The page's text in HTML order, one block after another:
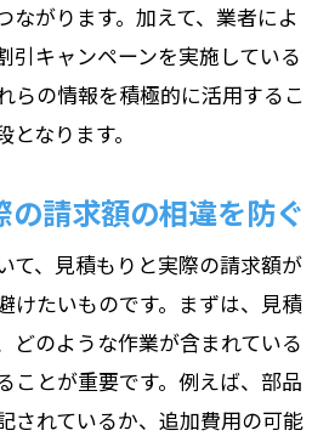
ながります。加えて、業者によ
引キャンペーンを実施している
らの情報を積極的に活用するこ
なります。
の請求額の相違を防ぐ
て、見積もりと実際の請求額が
けたいものです。まずは、見積
どのような作業が含まれている
ことが重要です。例えば、部品
されているか、追加費用の可能